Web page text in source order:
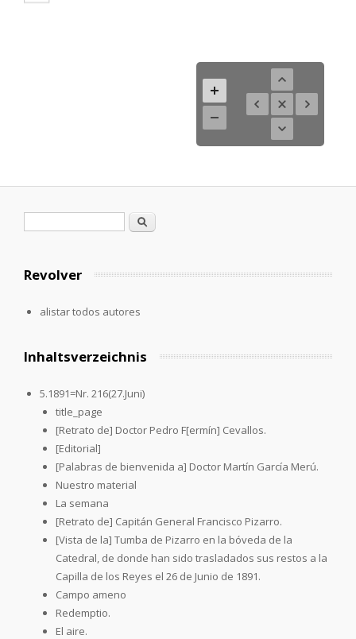
Formulario de búsqueda
Buscar
Revolver
alistar todos autores
Inhaltsverzeichnis
5.1891=Nr. 216(27.Juni)
title_page
[Retrato de] Doctor Pedro F[ermín] Cevallos.
[Editorial]
[Palabras de bienvenida a] Doctor Martín García Merú.
Nuestro material
La semana
[Retrato de] Capitán General Francisco Pizarro.
[Vista de la] Tumba de Pizarro en la bóveda de la
Catedral, de donde han sido trasladados sus restos a la
Capilla de los Reyes el 26 de Junio de 1891.
Campo ameno
Redemptio.
El aire.